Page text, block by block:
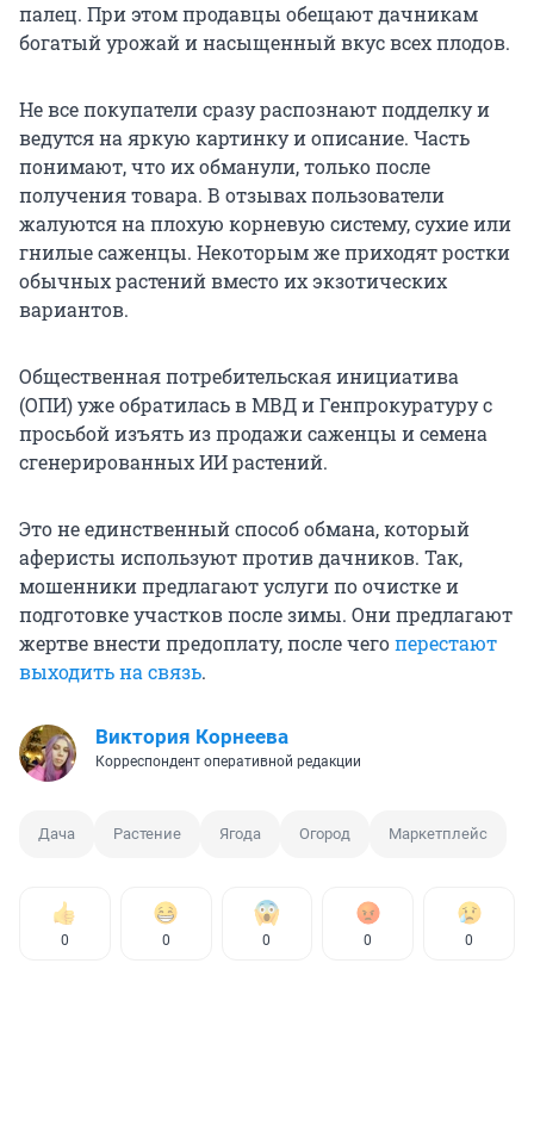
палец. При этом продавцы обещают дачникам
богатый урожай и насыщенный вкус всех плодов.
Не все покупатели сразу распознают подделку и
ведутся на яркую картинку и описание. Часть
понимают, что их обманули, только после
получения товара. В отзывах пользователи
жалуются на плохую корневую систему, сухие или
гнилые саженцы. Некоторым же приходят ростки
обычных растений вместо их экзотических
вариантов.
Общественная потребительская инициатива
(ОПИ) уже обратилась в МВД и Генпрокуратуру с
просьбой изъять из продажи саженцы и семена
сгенерированных ИИ растений.
Это не единственный способ обмана, который
аферисты используют против дачников. Так,
мошенники предлагают услуги по очистке и
подготовке участков после зимы. Они предлагают
жертве внести предоплату, после чегоперестают
выходить на связь.
Виктория Корнеева
Корреспондент оперативной редакции
Дача Растение Ягода Огород Маркетплейс
0 0 0 0 0